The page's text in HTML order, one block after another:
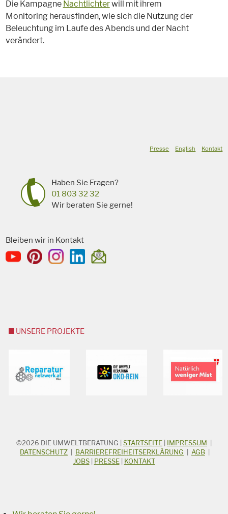
Die Kampagne Nachtlichterwill mit ihrem
Monitoring herausfinden, wie sich die Nutzung der
Beleuchtung im Laufe des Abends und der Nacht
verändert.
Presse English Kontakt
Haben Sie Fragen?
01 803 32 32
Wir beraten Sie gerne!
Bleiben wir in Kontakt
UNSERE PROJEKTE
STICHWORTSUCHE
Suchbegriff
©2026 DIE UMWELTBERATUNG STARTSEITE IMPRESSUM
DATENSCHUTZ
BARRIEREFREIHEITSERKLÄRUNG AGB
JOBS| PRESSE| KONTAKT